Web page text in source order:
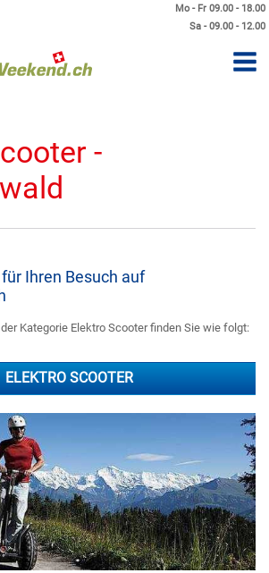
Mo - Fr 09.00 - 18.00
Sa - 09.00 - 12.00
-
Ihren Besuch auf
Kategorie Elektro Scooter finden Sie wie folgt:
ELEKTRO SCOOTER